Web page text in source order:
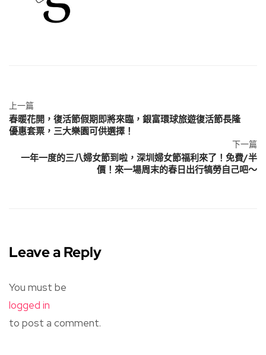
上一篇
春暖花開，復活節假期即將來臨，銀富環球旅遊復活節長隆
優惠套票，三大樂園可供選擇！
下一篇
一年一度的三八婦女節到啦，深圳婦女節福利來了！免費/半
價！來一場周末的春日出行犒勞自己吧～
Leave a Reply
You must be
logged in
to post a comment.